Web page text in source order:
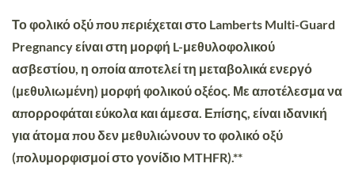
Το φολικό οξύ που περιέχεται στο Lamberts Multi-Guard
Pregnancy είναι στη μορφή L-μεθυλοφολικού
ασβεστίου, η οποία αποτελεί τη μεταβολικά ενεργό
(μεθυλιωμένη) μορφή φολικού οξέος. Με αποτέλεσμα να
απορροφάται εύκολα και άμεσα. Επίσης, είναι ιδανική
για άτομα που δεν μεθυλιώνουν το φολικό οξύ
(πολυμορφισμοί στο γονίδιο MTHFR).**